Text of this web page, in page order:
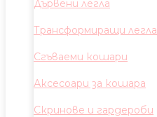
Дървени легла
Трансформиращи легла
Сгъваеми кошари
Аксесоари за кошара
Скринове и гардероби